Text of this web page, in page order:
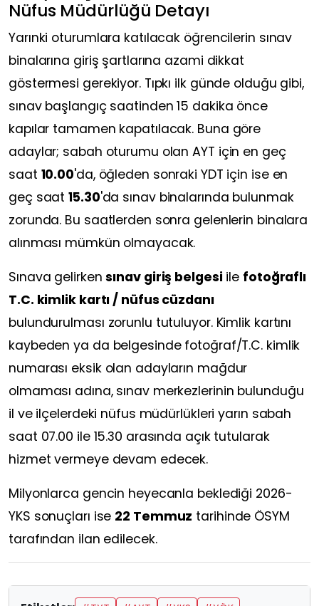
Nüfus Müdürlüğü Detayı
Yarınki oturumlara katılacak öğrencilerin sınav
binalarına giriş şartlarına azami dikkat
göstermesi gerekiyor. Tıpkı ilk günde olduğu gibi,
sınav başlangıç saatinden 15 dakika önce
kapılar tamamen kapatılacak. Buna göre
adaylar; sabah oturumu olan AYT için en geç
saat 10.00'da, öğleden sonraki YDT için ise en
geç saat15.30'da sınav binalarında bulunmak
zorunda. Bu saatlerden sonra gelenlerin binalara
alınması mümkün olmayacak.
Sınava gelirkensınav giriş belgesi ile fotoğraflı
T.C. kimlik kartı / nüfus cüzdanı
bulundurulması zorunlu tutuluyor. Kimlik kartını
kaybeden ya da belgesinde fotoğraf/T.C. kimlik
numarası eksik olan adayların mağdur
olmaması adına, sınav merkezlerinin bulunduğu
il ve ilçelerdeki nüfus müdürlükleri yarın sabah
saat 07.00 ile 15.30 arasında açık tutularak
hizmet vermeye devam edecek.
Milyonlarca gencin heyecanla beklediği 2026-
YKS sonuçları ise 22 Temmuz tarihinde ÖSYM
tarafından ilan edilecek.